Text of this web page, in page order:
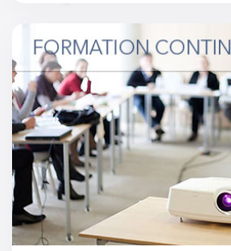
Réserver votre formation